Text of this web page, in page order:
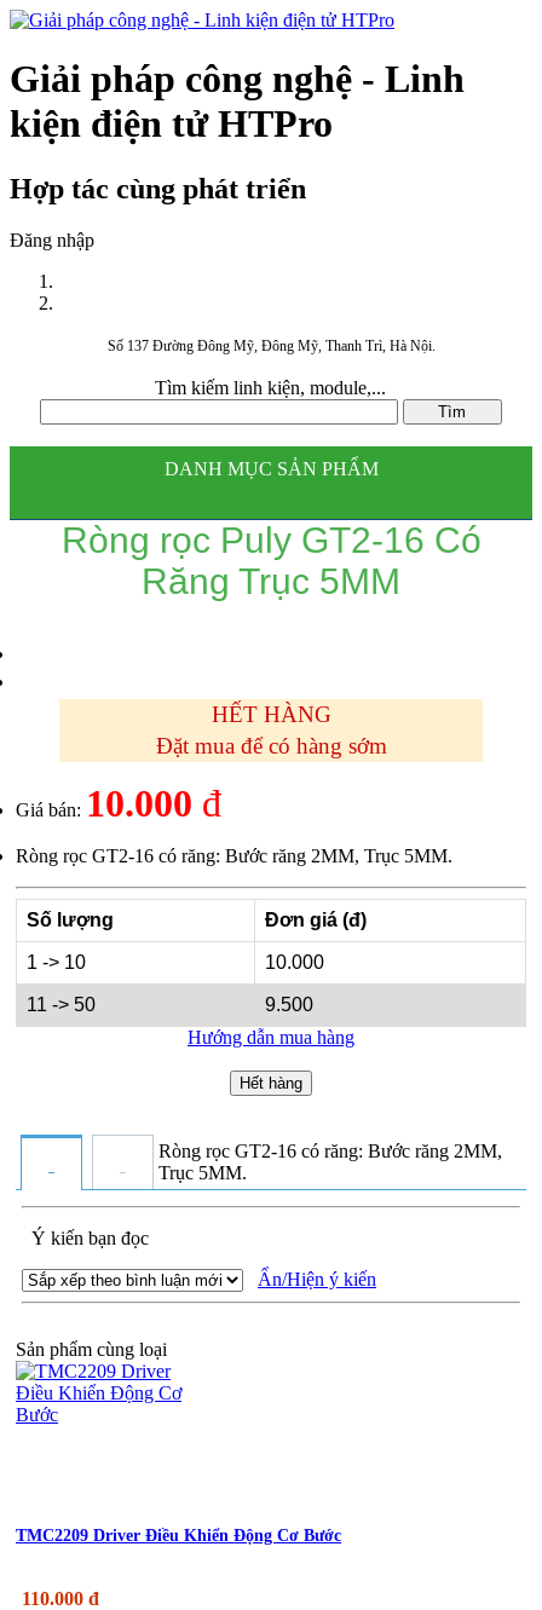
Giải pháp công nghệ - Linh
kiện điện tử HTPro
Hợp tác cùng phát triển
Đăng nhập
Số 137 Đường Đông Mỹ, Đông Mỹ, Thanh Trì, Hà Nội.
Tìm kiếm linh kiện, module,...
DANH MỤC SẢN PHẨM
Ròng rọc Puly GT2-16 Có
Răng Trục 5MM
HẾT HÀNG
Đặt mua để có hàng sớm
Giá bán: 10.000 đ
Ròng rọc GT2-16 có răng: Bước răng 2MM, Trục 5MM.
Số lượng Đơn giá (đ)
1 -> 10 10.000
11 -> 50
9.500
Hướng dẫn mua hàng
Hết hàng
Ròng rọc GT2-16 có răng: Bước răng 2MM,
Trục 5MM.
Ý kiến bạn đọc
Ẩn/Hiện ý kiến
Sản phẩm cùng loại
TMC2209 Driver Điều Khiển Động Cơ Bước
110.000 đ